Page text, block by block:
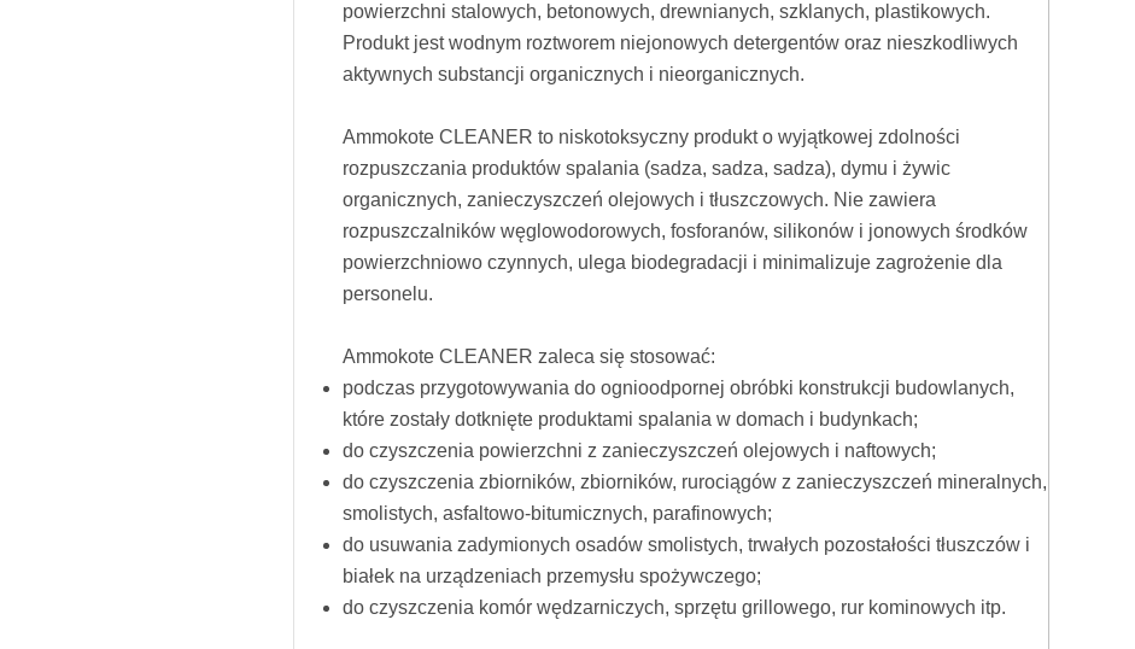
powierzchni stalowych, betonowych, drewnianych, szklanych, plastikowych.
Produkt jest wodnym roztworem niejonowych detergentów oraz nieszkodliwych
aktywnych substancji organicznych i nieorganicznych.
Ammokote CLEANER to niskotoksyczny produkt o wyjątkowej zdolności
rozpuszczania produktów spalania (sadza, sadza, sadza), dymu i żywic
organicznych, zanieczyszczeń olejowych i tłuszczowych. Nie zawiera
rozpuszczalników węglowodorowych, fosforanów, silikonów i jonowych środków
powierzchniowo czynnych, ulega biodegradacji i minimalizuje zagrożenie dla
personelu.
Ammokote CLEANER zaleca się stosować:
podczas przygotowywania do ognioodpornej obróbki konstrukcji budowlanych,
które zostały dotknięte produktami spalania w domach i budynkach;
do czyszczenia powierzchni z zanieczyszczeń olejowych i naftowych;
do czyszczenia zbiorników, zbiorników, rurociągów z zanieczyszczeń mineralnych,
smolistych, asfaltowo-bitumicznych, parafinowych;
do usuwania zadymionych osadów smolistych, trwałych pozostałości tłuszczów i
białek na urządzeniach przemysłu spożywczego;
do czyszczenia komór wędzarniczych, sprzętu grillowego, rur kominowych itp.